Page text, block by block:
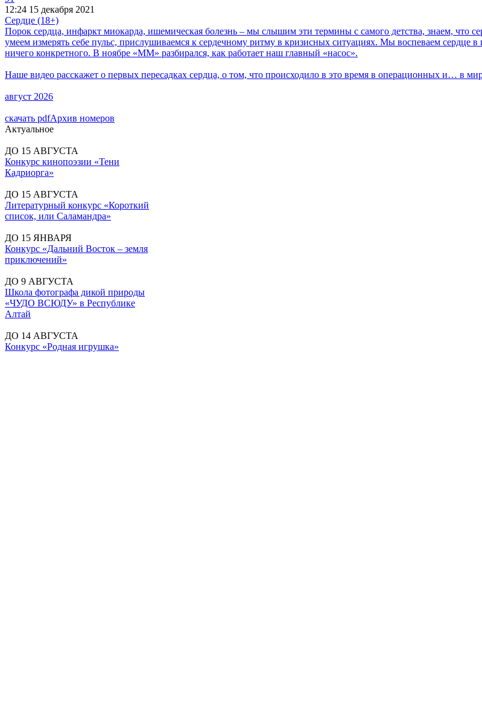
12:24 15 декабря 2021
Сердце (18+)
Порок сердца, инфаркт миокарда, ишемическая болезнь – мы слышим эти термины с самого детства, знаем,
умеем измерять себе пульс, прислушиваемся к сердечному ритму в кризисных ситуациях. Мы воспеваем
ничего конкретного. В ноябре «ММ» разбирался, как работает наш главный «насос».
Наше видео расскажет о первых пересадках сердца, о том, что происходило в это время в операционных и… в
август 2026
скачать pdfАрхив номеров
Актуальное
ДО 15 АВГУСТА
Конкурс кинопоэзии «Тени
Кадриорга»
ДО 15 АВГУСТА
Литературный конкурс «Короткий
список, или Саламандра»
ДО 15 ЯНВАРЯ
Конкурс «Дальний Восток – земля
приключений»
ДО 9 АВГУСТА
Школа фотографа дикой природы
«ЧУДО ВСЮДУ» в Республике
Алтай
ДО 14 АВГУСТА
Конкурс «Родная игрушка»